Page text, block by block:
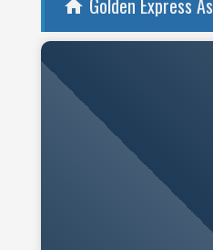
home Golden Express As